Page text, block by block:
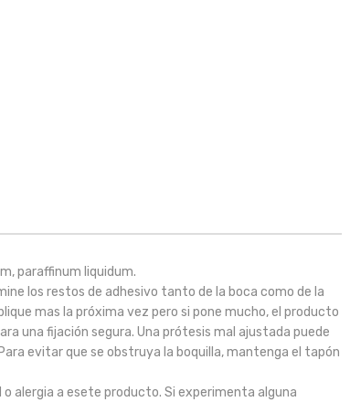
paraffinum liquidum.
los restos de adhesivo tanto de la boca como de la
mas la próxima vez pero si pone mucho, el producto
una fijación segura. Una prótesis mal ajustada puede
evitar que se obstruya la boquilla, mantenga el tapón
alergia a esete producto. Si experimenta alguna